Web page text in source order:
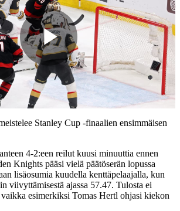
Play
Video
Stanley Cup -finaalien ensimmäisen
4-2:een reilut kuusi minuuttia ennen
Knights pääsi vielä päätöserän lopussa
lisäosumia kuudella kenttäpelaajalla, kun
viivyttämisestä ajassa 57.47. Tulosta ei
esimerkiksi Tomas Hertl ohjasi kiekon